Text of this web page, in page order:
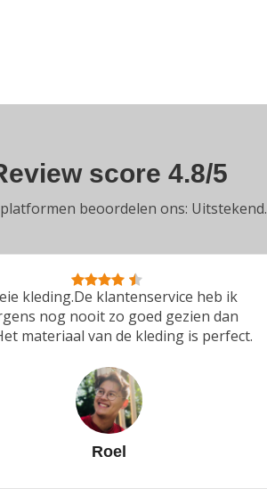
score 4.8/5
platformen beoordelen ons: Uitstekend.
kleding.De klantenservice heb ik
nog nooit zo goed gezien dan
materiaal van de kleding is perfect.
Roel